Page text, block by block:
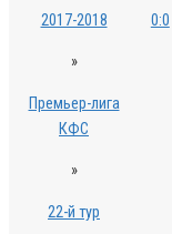
2017-2018
»
Премьер-лига
КФС
»
22-й тур
0:0